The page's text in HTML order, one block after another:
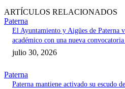
ARTÍCULOS RELACIONADOS
Paterna
El Ayuntamiento y Aigües de Paterna
académico con una nueva
julio 30, 2026
Paterna
Paterna mantiene activado su escudo